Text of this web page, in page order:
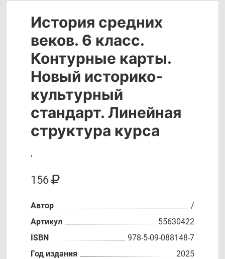
История средних
веков. 6 класс.
Контурные карты.
Новый историко-
культурный
стандарт. Линейная
структура курса
,
156
Автор
/
Артикул
55630422
ISBN
978-5-09-088148-7
Год издания
2025